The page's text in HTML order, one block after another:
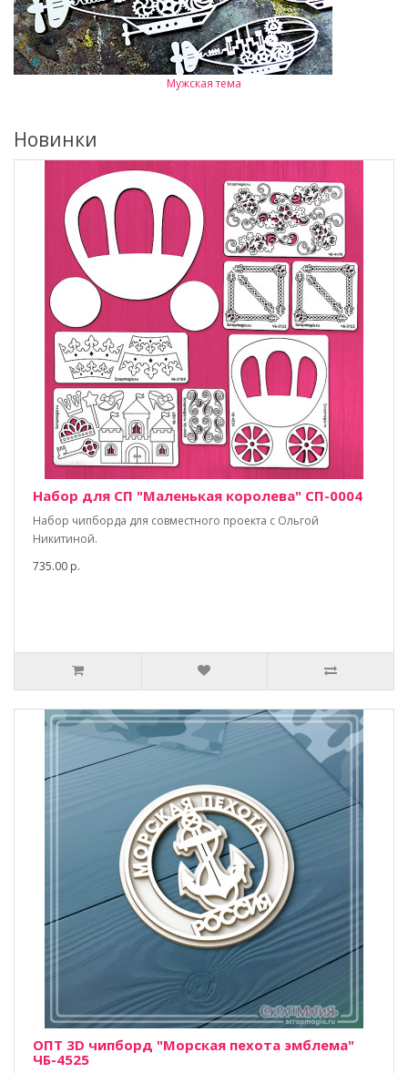
Мужская тема
Новинки
Набор для СП "Маленькая королева" СП-0004
Набор чипборда для совместного проекта с Ольгой
Никитиной.
735.00 р.
ОПТ 3D чипборд "Морская пехота эмблема"
ЧБ-4525